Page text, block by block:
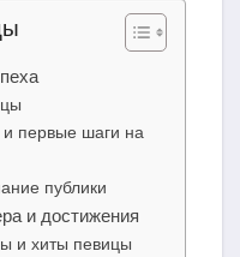
первые шаги на
публики
и достижения
и хиты певицы